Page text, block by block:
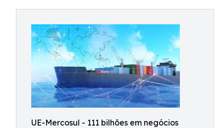
UE-Mercosul - 111 bilhões em negócios